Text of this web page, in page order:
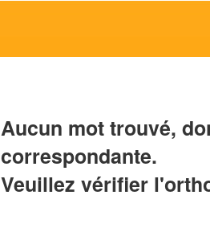
Aucun mot trouvé,
correspondante.
Veuillez vérifier